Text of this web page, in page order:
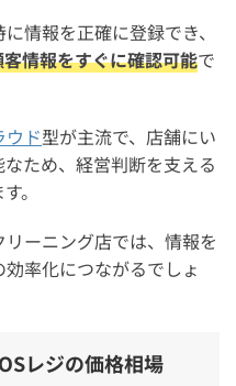
載したおすすめのレジは？
ーカーで有名な企業は？
情報を正確に登録でき、
情報をすぐに確認可能で
ウド型が主流で、店舗にい
ため、経営判断を支える
。
ーニング店では、情報を
率化につながるでしょ
レジの価格相場